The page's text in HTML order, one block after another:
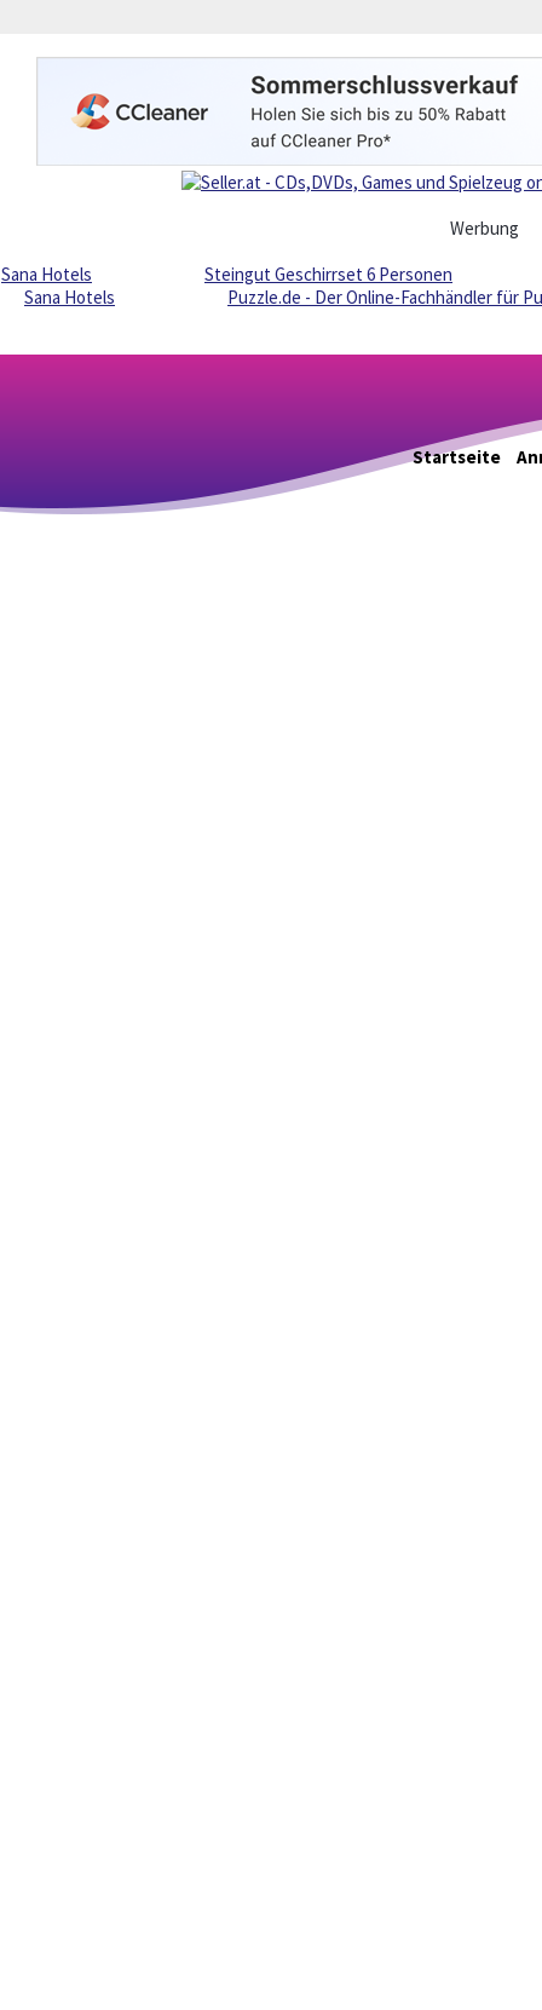
Werbung
Sana Hotels
Steingut Geschirrset 6 Personen
Sana Hotels
Puzzle.de - Der Online-Fachhändler für
Startseite